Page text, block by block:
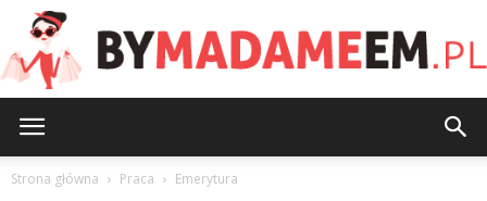
Strona główna Praca Emerytura